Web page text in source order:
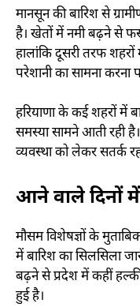
मानसून की बारिश से
है। खेतों में नमी बढ़ने से
हालांकि दूसरी तरफ
परेशानी का सामना करना
हरियाणा के कई शहरों में
समस्या सामने आती रही
व्यवस्था को लेकर सतर्क
आने वाले दिनों
मौसम विशेषज्ञों के
में बारिश का सिलसिला
बढ़ने से प्रदेश में कहीं
हुई है।